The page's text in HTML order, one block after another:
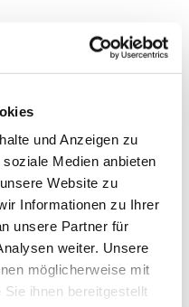
und Anzeigen zu
Medien anbieten
Website zu
Informationen zu Ihrer
unsere Partner für
weiter. Unsere
möglicherweise mit
ihnen bereitgestellt
war toll mit Taizé-
Am
sten
hat
mic
h
ein